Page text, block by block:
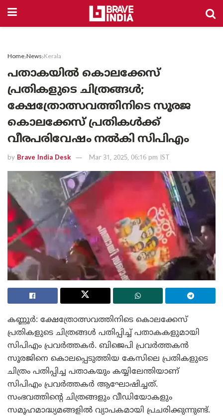
Home News Kerala
പതാകയിൽ കൊലക്കേസ്
പ്രതികളുടെ ചിത്രങ്ങൾ;
ക്ഷേത്രോത്സവത്തിനിടെ സൂരജ
കൊലക്കേസ് പ്രതികൾക്ക്
വീരപരിവേഷം നൽകി സിപിഎം
by Brave India Desk Mar 31, 2025, 06:16 pm IST
കണ്ണൂർ: ക്ഷേത്രോത്സവത്തിനിടെ കൊലക്കേസ്
പ്രതികളുടെ ചിത്രങ്ങൾ പതിപ്പിച്ച് പതാകകളുമായി
സിപിഎം പ്രവർത്തകർ. ബിജെപി പ്രവർത്തകൻ
സൂരജിനെ കൊലപ്പെടുത്തിയ കേസിലെ പ്രതികളുടെ
ചിത്രം പതിപ്പിച്ച പതാകയും കയ്യിലേന്തിയാണ്
സിപിഎം പ്രവർത്തകർ ആഘോഷിച്ചത്.
സംഭവത്തിന്റെ ചിത്രങ്ങളും വീഡിയോകളും
സമൂഹമാദ്ധ്യമങ്ങളിൽ വ്യാപകമായി പ്രചരിക്കുന്നുണ്ട്.